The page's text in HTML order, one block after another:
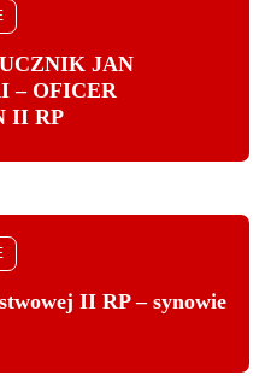
JAN
– OFICER
II RP
II RP – synowie